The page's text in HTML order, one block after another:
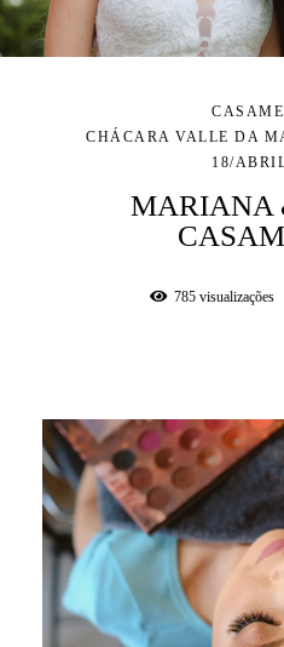
CHÁCARA VALLE DA
18/
MARIANA
785 visualizações